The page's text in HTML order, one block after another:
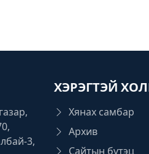
3,
ХЭРЭГТЭЙ
Хянах самбар
Архив
Сайтын бүтэц